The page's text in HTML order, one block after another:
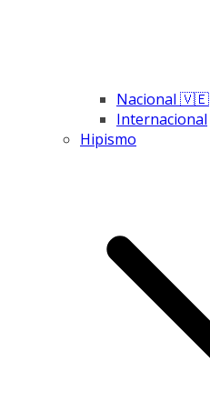
Nacional 🇻🇪
Internacional
Hipismo